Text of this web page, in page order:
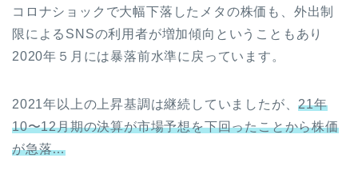
コロナショックで大幅下落したメタの株価も、外出制
限によるSNSの利用者が増加傾向ということもあり
2020年５月には暴落前水準に戻っています。
2021年以上の上昇基調は継続していましたが、21年
10〜12月期の決算が市場予想を下回ったことから株価
が急落…